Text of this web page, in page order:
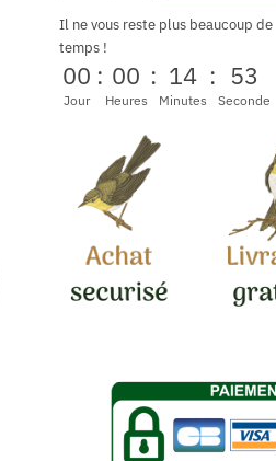
Il ne vous reste plus beaucoup de
temps !
00
Jour
: 00
Heures
: 14
Minutes
: 52
Seconde